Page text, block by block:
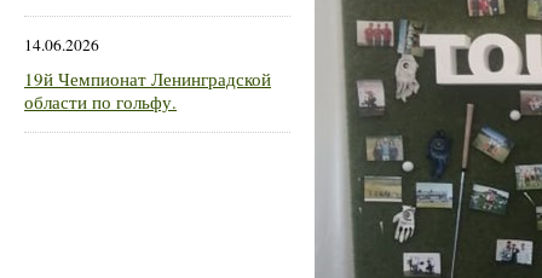
14.06.2026
19й Чемпионат Ленинградской
области по гольфу.